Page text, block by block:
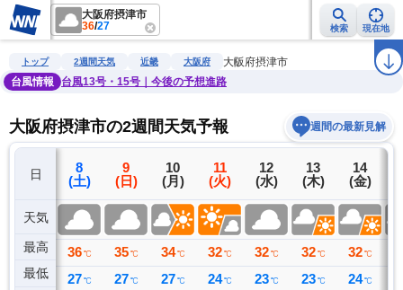
大阪府摂津市
36/27 検索 現在地
雨雲レーダー 台風情報 地震情報 警報・注意報 ラ
トップ 2週間天気 近畿 大阪府
大阪府摂津市
台風情報
台風13号・15号｜今後の予想進路
大阪府摂津市の2週間天気予報 週間の最新見解
日
天気
最高
最低
7
(金)
37 ℃
28 ℃
8
(土)
36 ℃
27 ℃
9
(日)
35 ℃
27 ℃
10
(月)
34 ℃
27 ℃
11
(火)
32 ℃
24 ℃
12
(水)
32 ℃
23 ℃
13
(木)
32 ℃
23 ℃
14
(金)
32 ℃
24 ℃